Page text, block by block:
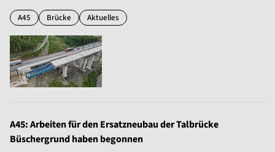
A45 Brücke Aktuelles
A45: Arbeiten für den Ersatzneubau der Talbrücke
Büschergrund haben begonnen